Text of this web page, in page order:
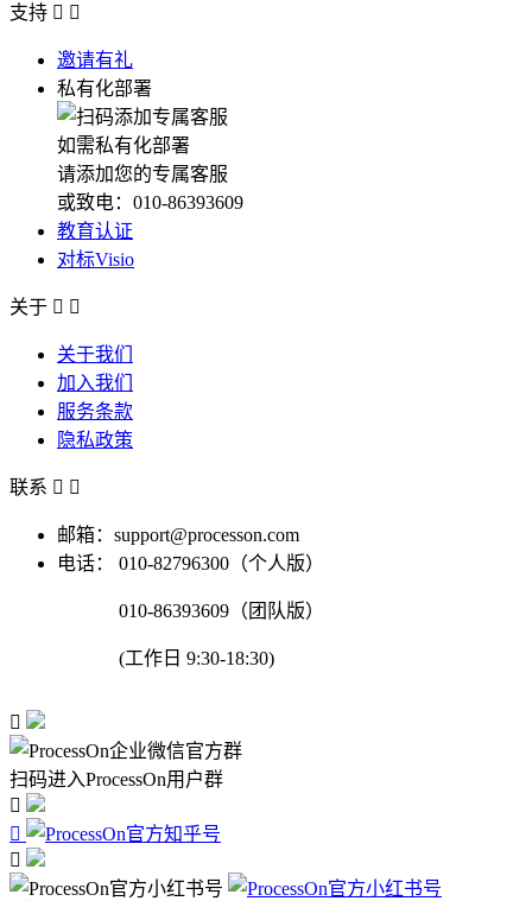
支持  
邀请有礼
私有化部署
如需私有化部署
请添加您的专属客服
或致电：010-86393609
教育认证
对标Visio
关于  
关于我们
加入我们
服务条款
隐私政策
联系  
邮箱：support@processon.com
电话：
010-82796300（个人版）
010-86393609（团队版）
(工作日 9:30-18:30)

扫码进入ProcessOn用户群


